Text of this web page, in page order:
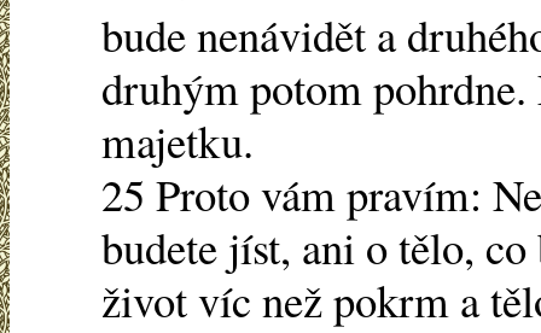
bude nenávidět a
druhým potom
majetku.
25 Proto vám pravím:
budete jíst, ani o tělo,
život víc než pokrm a